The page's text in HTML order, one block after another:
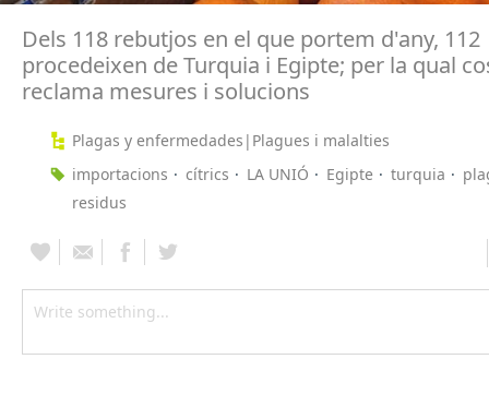
Dels 118 rebutjos en el que portem d'any, 112
procedeixen de Turquia i Egipte; per la qual
reclama mesures i solucions
Plagas y enfermedades|Plagues i malalties
importacions
cítrics LA UNIÓ Egipte turquia
residus